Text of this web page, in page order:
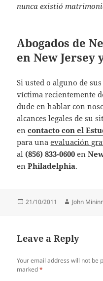
nunca existió
Abogados de
en New Jersey
Si usted o alguno de
víctima recientemente
dude en hablar con
alcances legales de su
encontacto con el
para unaevaluación
al (856) 833-0600 en
enPhiladelphia.
Posted
21/10/2011 Author
John
Leave a Reply
Your email address will not be
marked*